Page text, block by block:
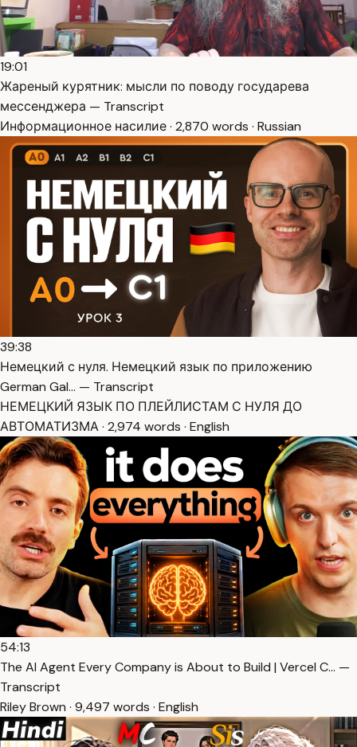
19:01
Жареный курятник: мысли по поводу государева
мессенджера — Transcript
Информационное насилие · 2,870 words · Russian
39:38
Немецкий с нуля. Немецкий язык по приложению
German Gal… — Transcript
НЕМЕЦКИЙ ЯЗЫК ПО ПЛЕЙЛИСТАМ С НУЛЯ ДО
АВТОМАТИЗМА · 2,974 words · English
54:13
The AI Agent Every Company is About to Build | Vercel C… —
Transcript
Riley Brown · 9,497 words · English